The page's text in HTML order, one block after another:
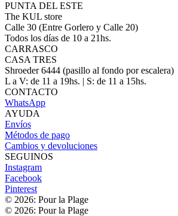
PUNTA DEL ESTE
The KUL store
Calle 30 (Entre Gorlero y Calle 20)
Todos los días de 10 a 21hs.
CARRASCO
CASA TRES
Shroeder 6444 (pasillo al fondo por escalera)
L a V: de 11 a 19hs. | S: de 11 a 15hs.
CONTACTO
WhatsApp
AYUDA
Envíos
Métodos de pago
Cambios y devoluciones
SEGUINOS
Instagram
Facebook
Pinterest
© 2026: Pour la Plage
© 2026: Pour la Plage